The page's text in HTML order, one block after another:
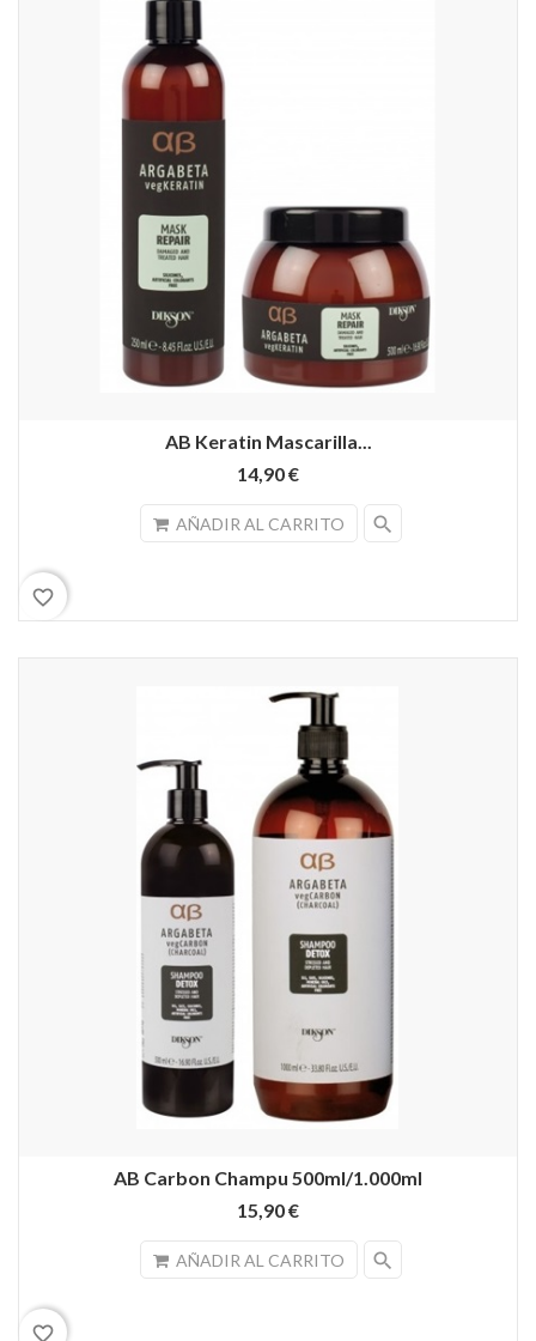
AB Keratin Mascarilla...
14,90 €
AÑADIR AL CARRITO search
favorite_border
AB Carbon Champu 500ml/1.000ml
15,90 €
AÑADIR AL CARRITO search
favorite_border